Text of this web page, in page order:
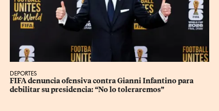
DEPORTES
FIFA denuncia ofensiva contra Gianni Infantino para
debilitar su presidencia: “No lo toleraremos”